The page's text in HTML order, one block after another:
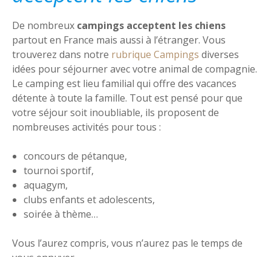
De nombreux campings acceptent les chiens
partout en France mais aussi à l’étranger. Vous
trouverez dans notre rubrique Campings diverses
idées pour séjourner avec votre animal de compagnie.
Le camping est lieu familial qui offre des vacances
détente à toute la famille. Tout est pensé pour que
votre séjour soit inoubliable, ils proposent de
nombreuses activités pour tous :
concours de pétanque,
tournoi sportif,
aquagym,
clubs enfants et adolescents,
soirée à thème…
Vous l’aurez compris, vous n’aurez pas le temps de